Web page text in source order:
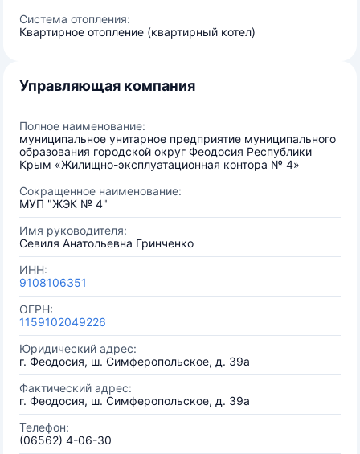
Система отопления:
Квартирное отопление (квартирный котел)
Управляющая компания
Полное наименование:
муниципальное унитарное предприятие муниципального
образования городской округ Феодосия Республики
Крым «Жилищно-эксплуатационная контора № 4»
Сокращенное наименование:
МУП "ЖЭК № 4"
Имя руководителя:
Севиля Анатольевна Гринченко
ИНН:
9108106351
ОГРН:
1159102049226
Юридический адрес:
г. Феодосия, ш. Симферопольское, д. 39а
Фактический адрес:
г. Феодосия, ш. Симферопольское, д. 39а
Телефон:
(06562) 4-06-30